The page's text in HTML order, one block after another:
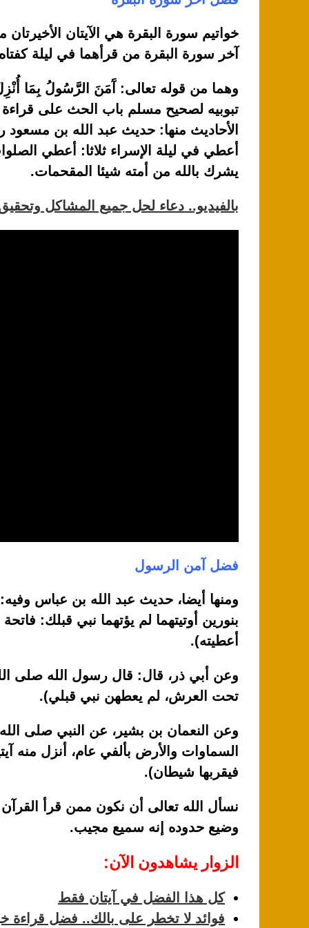
خواتيم سورة البقرة هي الآيتان
آخر سورة البقرة من قرأهما في ليلة
وهما من قوله تعالى: آَمَنَ الرَّسُولُ بِمَا
تبوبيه لصحيح مسلم باب الحث على قراءة
الأحاديث منها: حديث عبد الله بن
أعطي في ليلة الإسراء ثلاثا: أعطي
يشرك بالله من أمته شيئا المقحمات.
بالفيديو.. دعاء لحل جميع المشاكل وتحقيق
فضل آمن الرسول
ومنها أيضا، حديث عبد الله بن عباس
بنورين أوتيتهما لم يؤتهما نبي قبلك:
أعطيته).
وعن أبي ذر، قال: قال رسول الله صلى
تحت العرش، لم يعطهن نبي قبلي).
وعن النعمان بن بشير، عن النبي صلى
السماوات والأرض بألفي عام، أنزل منه
فيقربها شيطان).
نسأل الله تعالى أن نكون ممن قرأ
وضيع حدوده إنه سميع مجيب.
الزوار يشاهدون الآن:
كل هذا الفضل في آيتان فقط
فوائد لا تخطر على بالك.. فضل قراءة